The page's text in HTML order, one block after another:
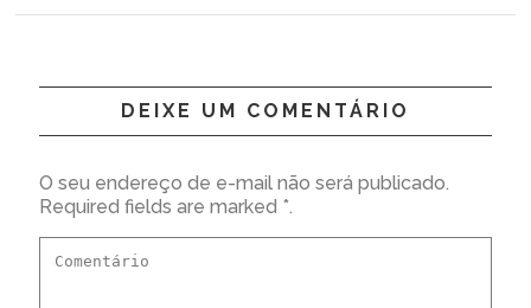
DEIXE UM COMENTÁRIO
O seu endereço de e-mail não será publicado.
Required fields are marked *.